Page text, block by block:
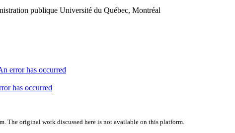
publique Université du Québec, Montréal
error has occurred
has occurred
The original work discussed here is not available on this platform.